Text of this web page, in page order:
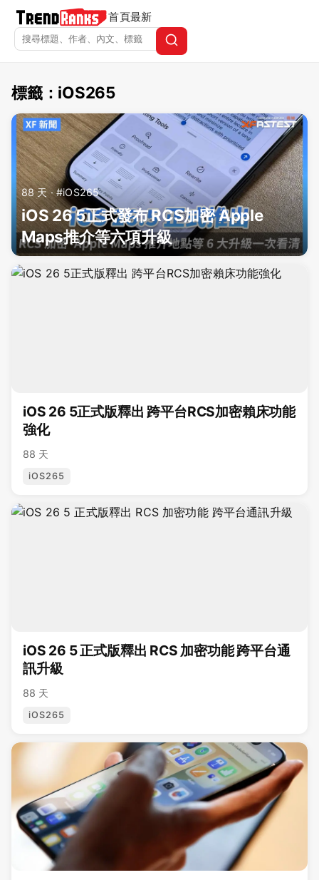
首頁最新
TrendRanks - 標籤 iOS265
標籤：iOS265
88 天 · #iOS265
iOS 26 5正式發布 RCS加密 Apple
Maps推介等六項升級
iOS 26 5正式版釋出 跨平台RCS加密賴床功能
強化
88 天
iOS265
iOS 26 5 正式版釋出 RCS 加密功能 跨平台通
訊升級
88 天
iOS265